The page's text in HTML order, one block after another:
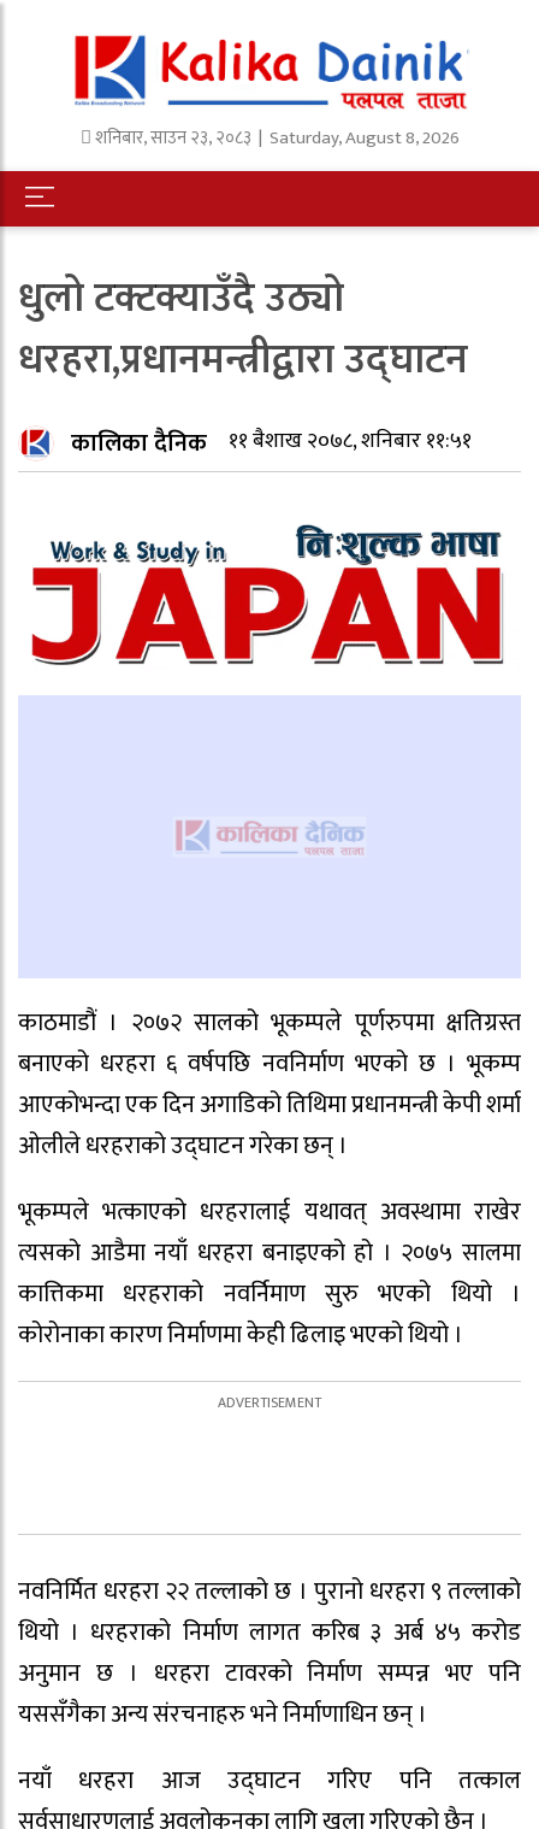
शनिबार,साउन२३,२०८३ | Saturday, August 8, 2026
धुलो टक्टक्याउँदै उठ्यो
धरहरा,प्रधानमन्त्रीद्वारा उद्घाटन
कालिका दैनिक ११ बैशाख २०७८, शनिबार ११:५१
काठमाडौं । २०७२ सालको भूकम्पले पूर्णरुपमा क्षतिग्रस्त
बनाएको धरहरा ६ वर्षपछि नवनिर्माण भएको छ । भूकम्प
आएकोभन्दा एक दिन अगाडिको तिथिमा प्रधानमन्त्री केपी शर्मा
ओलीले धरहराको उद्घाटन गरेका छन् ।
भूकम्पले भत्काएको धरहरालाई यथावत् अवस्थामा राखेर
त्यसको आडैमा नयाँ धरहरा बनाइएको हो । २०७५ सालमा
कात्तिकमा धरहराको नवर्निमाण सुरु भएको थियो ।
कोरोनाका कारण निर्माणमा केही ढिलाइ भएको थियो ।
नवनिर्मित धरहरा २२ तल्लाको छ । पुरानो धरहरा ९ तल्लाको
थियो । धरहराको निर्माण लागत करिब ३ अर्ब ४५ करोड
अनुमान छ । धरहरा टावरको निर्माण सम्पन्न भए पनि
यससँगैका अन्य संरचनाहरु भने निर्माणाधिन छन् ।
नयाँ धरहरा आज उद्घाटन गरिए पनि तत्काल